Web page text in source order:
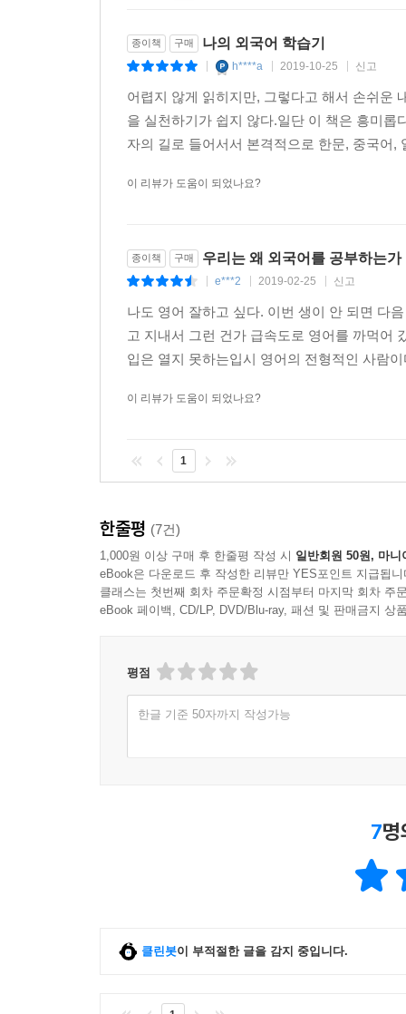
한편 1765년 청의 수도 연경(북경)에 다녀온 북
시사하는 바가 크다. 홍대용이 연행(燕行)의 전
만나자 한 마디도 알아들을 수 없어 고군분투한
마주하는 언어의 절벽을 보여준다. 또 차츰 중
돌아온 뒤에도 그들과 평생 영향을 주고받았던
문인들이 외국어를 공부했음을 말해준다. 저자
3. 성인 학습자에게 필요한 외국어 공부법은 따로
언어를 유형별로 파악하고 구조를 익힌 후
20대 중반이 되어서야 외국어에 흥미를 느끼고
나이가 들어서 외국어를 배운다는 것은 해당 언
지구상에 있는 수천 종의 언어를 유형별로 나
1) 고립어는 단어의 형태가 변하지 않으며 접사
결정된다. 고전 한문과 현대 중국어가 그 예다. 중국
2) 교착어는 어근에 접사가 결합하여 단어가 형
언어가 대체로 교착어이다. 일본어와 한국어가 그
바꾸어도 뉘앙스는 조금 달라질 수 있지만 뜻은 변
3) 굴절어는 관사, 명사, 형용사, 동사의 어미가
‘Ich liebe dich’이다. 동사원형 lieben은 인칭
liebt(그녀는 사랑한다).
4. 동아시아의 라틴어인 고전 한문에 입문하는 길
한문과 따로 또 같이 배우는 중국어와 일본어 학습
겪었지만 최보가 가까스로 조선 관인(官人)임을
교류의 수준과 양식을 증언하는 기록이다. 하지
종이책 구매 나의 외국어 학습기
h****a 2019-10-25 신고
어렵지 않게 읽히지만, 그렇다고 해서 손쉬운
을 실천하기가 쉽지 않다.일단 이 책은 흥미
자의 길로 들어서서 본격적으로 한문, 중국어
이 리뷰가 도움이 되었나요?
종이책 구매 우리는 왜 외국어를 공부하는가
e***2 2019-02-25 신고
나도 영어 잘하고 싶다. 이번 생이 안 되면 다
고 지내서 그런 건가 급속도로 영어를 까먹어
입은 열지 못하는입시 영어의 전형적인 사람
이 리뷰가 도움이 되었나요?
1
한줄평 (7건)
1,000원 이상 구매 후 한줄평 작성 시 일반회원 50원, 마니
eBook은 다운로드 후 작성한 리뷰만 YES포인트 지급됩니
클래스는 첫번째 회차 주문확정 시점부터 마지막 회차 주
eBook 페이백, CD/LP, DVD/Blu-ray, 패션 및 판매금지 상
평점
한글 기준 50자까지 작성가능
7
클린봇이 부적절한 글을 감지 중입니다.